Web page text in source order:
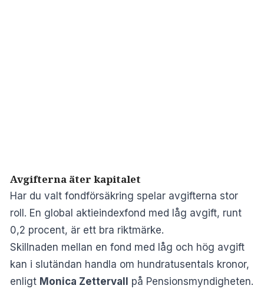
Avgifterna äter kapitalet
Har du valt fondförsäkring spelar avgifterna stor
roll. En global aktieindexfond med låg avgift, runt
0,2 procent, är ett bra riktmärke.
Skillnaden mellan en fond med låg och hög avgift
kan i slutändan handla om hundratusentals kronor,
enligt Monica Zettervall
på Pensionsmyndigheten.